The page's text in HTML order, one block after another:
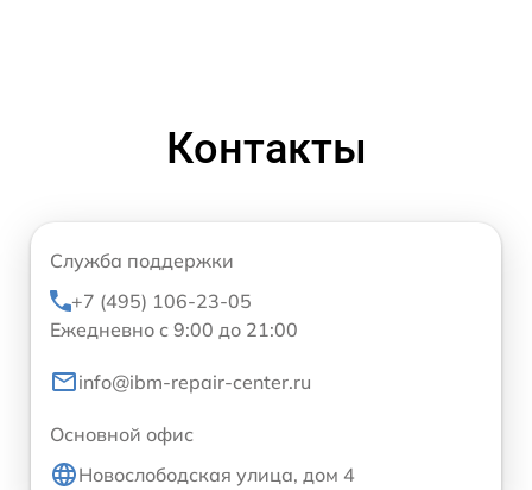
Контакты
Служба поддержки
+7 (495) 106-23-05
Ежедневно с 9:00 до 21:00
info@ibm-repair-center.ru
Основной офис
Новослободская улица, дом 4